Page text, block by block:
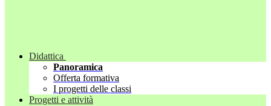
Didattica
Panoramica
Offerta formativa
I progetti delle classi
Progetti e attività